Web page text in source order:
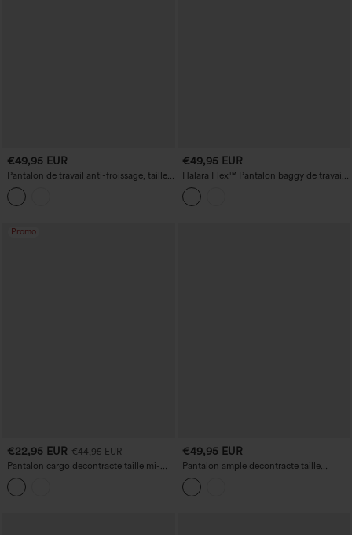
€49,95 EUR
Pantalon de travail anti-froissage, taille
haute, coupe large, aspect lin et poches
€49,95 EUR
Halara Flex™ Pantalon baggy de travail
en crêpe, taille haute, ourlet roulé, avec
poches
Promo
€22,95 EUR €44,95 EUR
Pantalon cargo décontracté taille mi-
haute avec poches
€49,95 EUR
Pantalon ample décontracté taille
extra‑haute à ceinture rabattable en
maille côtelée avec poches